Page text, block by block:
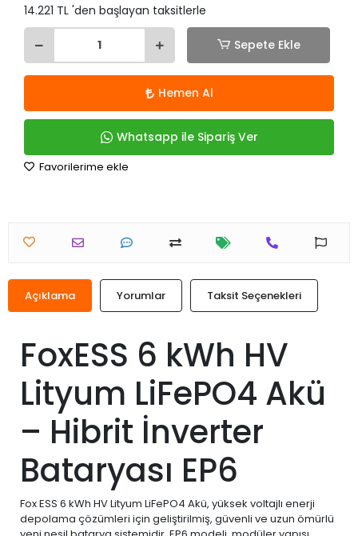
14.221 TL 'den başlayan taksitlerle
Sepete Ekle
Hemen Al
Whatsapp ile Sipariş Ver
Favorilerime ekle
Açıklama Yorumlar Taksit Seçenekleri
FoxESS 6 kWh HV
Lityum LiFePO4 Akü
– Hibrit İnverter
Bataryası EP6
Fox ESS 6 kWh HV Lityum LiFePO4 Akü, yüksek voltajlı enerji
depolama çözümleri için geliştirilmiş, güvenli ve uzun ömürlü